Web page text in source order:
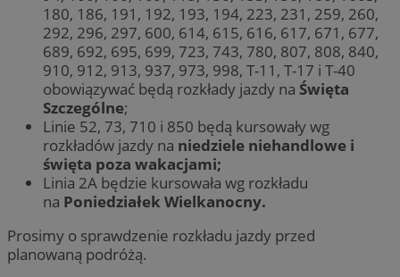
180, 186, 191, 192, 193, 194, 223, 231, 259, 260,
292, 296, 297, 600, 614, 615, 616, 617, 671, 677,
689, 692, 695, 699, 723, 743, 780, 807, 808, 840,
910, 912, 913, 937, 973, 998, T-11, T-17 i T-40
obowiązywać będą rozkłady jazdy na Święta
Szczególne;
Linie 52, 73, 710 i 850 będą kursowały wg
rozkładów jazdy na niedziele niehandlowe i
święta poza wakacjami;
Linia 2A będzie kursowała wg rozkładu
na Poniedziałek Wielkanocny.
Prosimy o sprawdzenie rozkładu jazdy przed
planowaną podróżą.